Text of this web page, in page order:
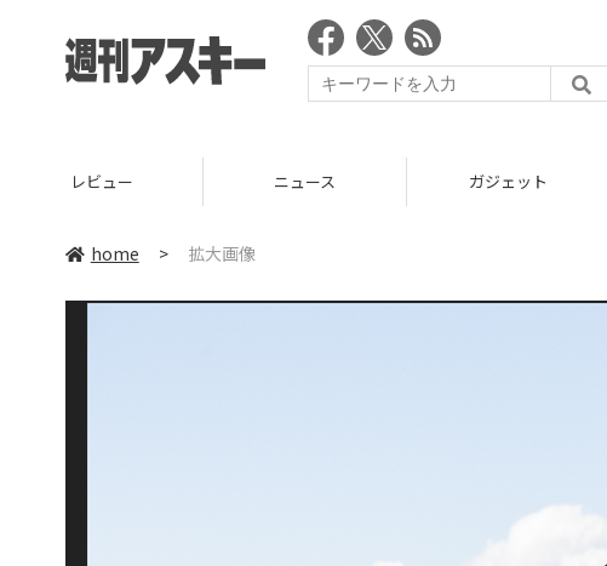
レビュー ニュース ガジェット
home > 拡大画像